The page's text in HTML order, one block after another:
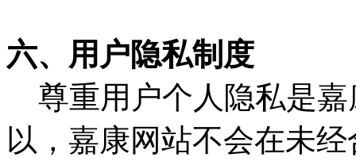
六、用户隐私制度
尊重用户个人隐私是嘉
以，嘉康网站不会在未